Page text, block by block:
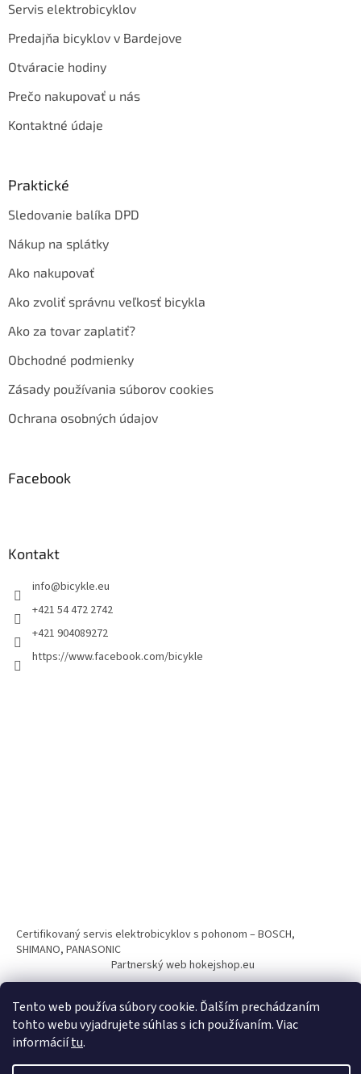
Tento web používa súbory cookie. Ďalším prechádzaním
tohto webu vyjadrujete súhlas s ich používaním. Viac
informáciítu.
Servis elektrobicyklov
Predajňa bicyklov v Bardejove
Otváracie hodiny
Prečo nakupovať u nás
Kontaktné údaje
Praktické
Sledovanie balíka DPD
Nákup na splátky
Ako nakupovať
Ako zvoliť správnu veľkosť bicykla
Ako za tovar zaplatiť?
Obchodné podmienky
Zásady používania súborov cookies
Ochrana osobných údajov
Facebook
Kontakt
info@bicykle.eu
+421 54 472 2742
+421 904089272
https://www.facebook.com/bicykle
Certifikovaný servis elektrobicyklov s pohonom – BOSCH,
SHIMANO, PANASONIC
Partnerský web hokejshop.eu
Vytvoril Shoptet